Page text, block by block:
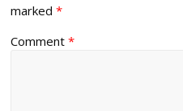
marked*
Comment*